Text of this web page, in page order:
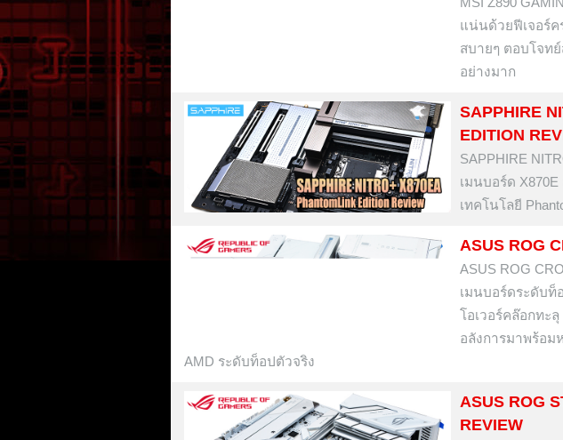
แน่นด้วยฟีเจอร์ค
สบายๆ ตอบโจท
อย่างมาก
SAPPHIRE
EDITION
SAPPHIRE
เมนบอร์ด
เทคโนโลยี
ASUS ROG
ASUS ROG
เมนบอร์ดระดับ
โอเวอร์คล๊อกทะ
อลังการมาพร้อม
AMD ระดับท็อปตัวจริง
ASUS ROG
REVIEW